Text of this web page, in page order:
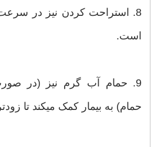
8. استراحت کردن نیز در
است.
9. حمام آب گرم نیز (در
حمام) به بیمار کمک میکند تا